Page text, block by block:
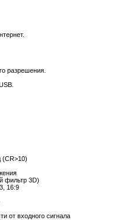
разрешения.
(CR>10)
фильтр 3D)
16:9
от входного сигнала